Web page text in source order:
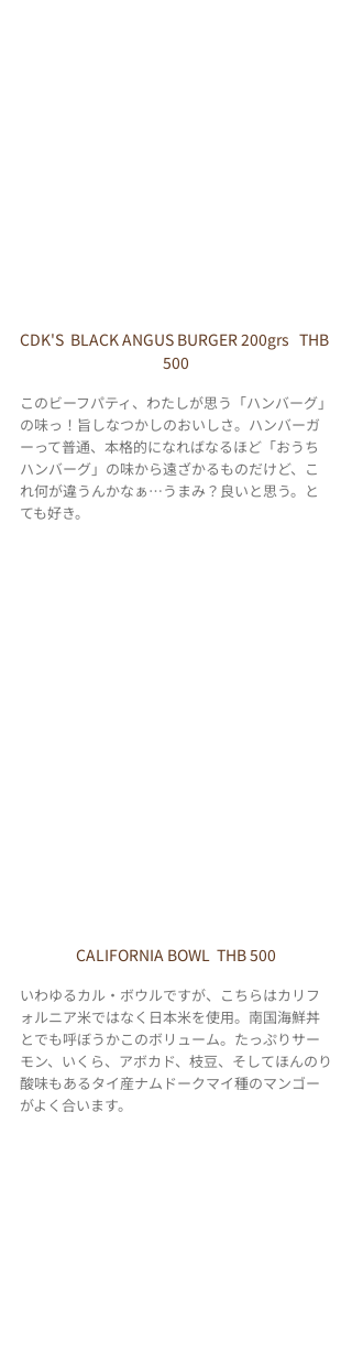
CDK'S  BLACK ANGUS BURGER 200grs   THB
500
このビーフパティ、わたしが思う「ハンバーグ」
の味っ！旨しなつかしのおいしさ。ハンバーガ
ーって普通、本格的になればなるほど「おうち
ハンバーグ」の味から遠ざかるものだけど、こ
れ何が違うんかなぁ…うまみ？良いと思う。と
ても好き。
CALIFORNIA BOWL  THB 500
いわゆるカル・ボウルですが、こちらはカリフ
ォルニア米ではなく日本米を使用。南国海鮮丼
とでも呼ぼうかこのボリューム。たっぷりサー
モン、いくら、アボカド、枝豆、そしてほんのり
酸味もあるタイ産ナムドークマイ種のマンゴー
がよく合います。